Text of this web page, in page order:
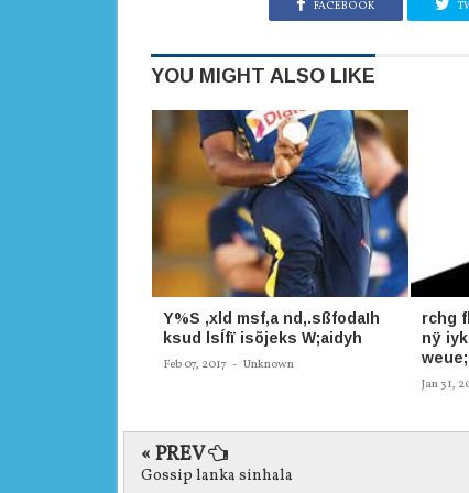
FACEBOOK
YOU MIGHT ALSO LIKE
Y%S ,xld msf,a nd,.sßfodaIh
ksud lsÍfï isõjeks W;aidyh
Feb 07, 2017 - Unknown
rchg
nÿ
Jan 31,
« PREV
Gossip lanka sinhala